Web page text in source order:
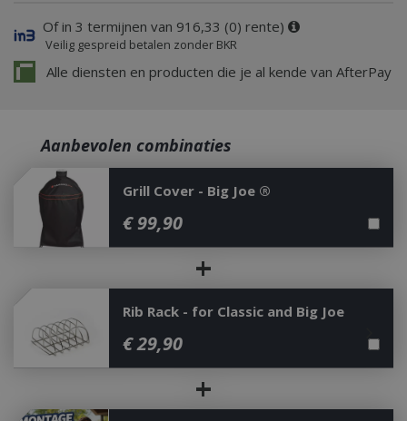
Of in 3 termijnen van 916,33 (0) rente)
Veilig gespreid betalen zonder BKR
Alle diensten en producten die je al kende van AfterPay
Aanbevolen combinaties
Grill Cover - Big Joe ®
€ 99,90
+
Rib Rack - for Classic and Big Joe
€29,90
+